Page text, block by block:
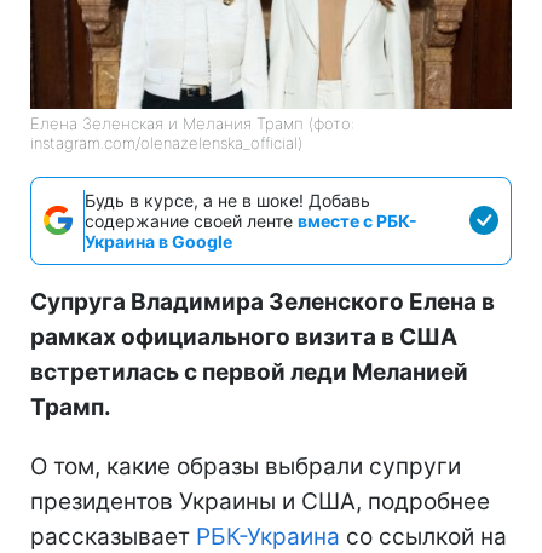
Елена Зеленская и Мелания Трамп (фото:
instagram.com/olenazelenska_official)
Будь в курсе, а не в шоке! Добавь
содержание своей ленте вместе с РБК-
Украина в Google
Супруга Владимира Зеленского Елена в
рамках официального визита в США
встретилась с первой леди Меланией
Трамп.
О том, какие образы выбрали супруги
президентов Украины и США, подробнее
рассказывает РБК-Украина со ссылкой на